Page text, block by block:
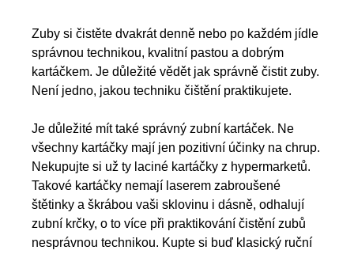
Zuby si čistěte dvakrát denně nebo po každém jídle
správnou technikou, kvalitní pastou a dobrým
kartáčkem. Je důležité vědět jak správně čistit zuby.
Není jedno, jakou techniku čištění praktikujete.
Je důležité mít také správný zubní kartáček. Ne
všechny kartáčky mají jen pozitivní účinky na chrup.
Nekupujte si už ty laciné kartáčky z hypermarketů.
Takové kartáčky nemají laserem zabroušené
štětinky a škrábou vaši sklovinu i dásně, odhalují
zubní krčky, o to více při praktikování čistění zubů
nesprávnou technikou. Kupte si buď klasický ruční